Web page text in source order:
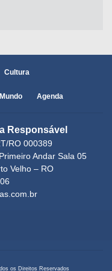
Cultura
Mundo Agenda
Responsável
RO 000389
Andar Sala 05
Velho – RO
os Direitos Reservados